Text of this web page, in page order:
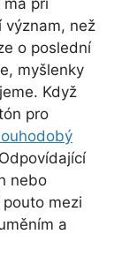
při
význam, než
o poslední
myšlenky
Když
pro
nebo
mezi
a